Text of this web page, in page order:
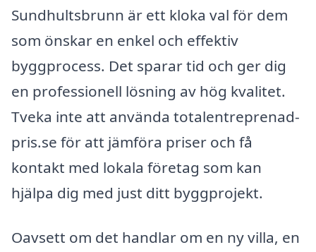
Sundhultsbrunn är ett kloka val för dem
som önskar en enkel och effektiv
byggprocess. Det sparar tid och ger dig
en professionell lösning av hög kvalitet.
Tveka inte att använda totalentreprenad-
pris.se för att jämföra priser och få
kontakt med lokala företag som kan
hjälpa dig med just ditt byggprojekt.
Oavsett om det handlar om en ny villa, en